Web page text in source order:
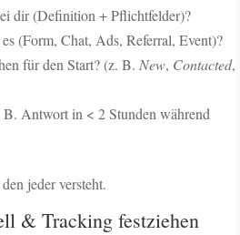
dir (Definition + Pflichtfelder)?
(Form, Chat, Ads, Referral, Event)?
für den Start? (z. B. New, Contacted,
Antwort in < 2 Stunden während
jeder versteht.
& Tracking festziehen